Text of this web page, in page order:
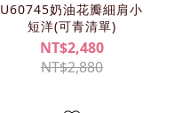
U60745奶油花瓣細肩小
短洋(可青清單)
NT$2,480
NT$2,880